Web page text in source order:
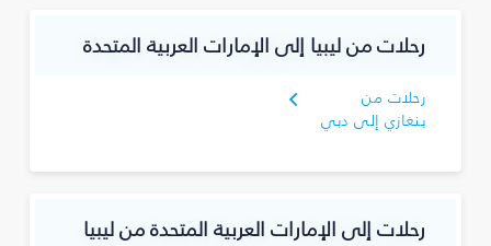
رحلات من ليبيا إلى الإمارات العربية المتحدة
رحلات من
بنغازي إلى دبي
رحلات إلى الإمارات العربية المتحدة من ليبيا